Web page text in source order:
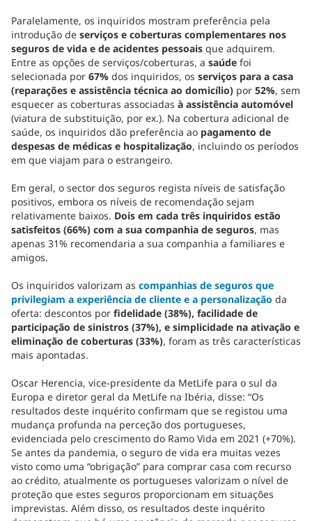
Paralelamente, os inquiridos mostram preferência pela
introdução de serviços e coberturas complementares nos
seguros de vida e de acidentes pessoais que adquirem.
Entre as opções de serviços/coberturas, a saúde foi
selecionada por 67% dos inquiridos, os serviços para a casa
(reparações e assistência técnica ao domicílio) por 52%, sem
esquecer as coberturas associadas à assistência automóvel
(viatura de substituição, por ex.). Na cobertura adicional de
saúde, os inquiridos dão preferência ao pagamento de
despesas de médicas e hospitalização, incluindo os períodos
em que viajam para o estrangeiro.
Em geral, o sector dos seguros regista níveis de satisfação
positivos, embora os níveis de recomendação sejam
relativamente baixos. Dois em cada três inquiridos estão
satisfeitos (66%) com a sua companhia de seguros, mas
apenas 31% recomendaria a sua companhia a familiares e
amigos.
Os inquiridos valorizam as companhias de seguros que
privilegiam a experiência de cliente e a personalização da
oferta: descontos por fidelidade (38%), facilidade de
participação de sinistros (37%), e simplicidade na ativação e
eliminação de coberturas (33%), foram as três características
mais apontadas.
Oscar Herencia, vice-presidente da MetLife para o sul da
Europa e diretor geral da MetLife na Ibéria, disse: “Os
resultados deste inquérito confirmam que se registou uma
mudança profunda na perceção dos portugueses,
evidenciada pelo crescimento do Ramo Vida em 2021 (+70%).
Se antes da pandemia, o seguro de vida era muitas vezes
visto como uma “obrigação” para comprar casa com recurso
ao crédito, atualmente os portugueses valorizam o nível de
proteção que estes seguros proporcionam em situações
imprevistas. Além disso, os resultados deste inquérito